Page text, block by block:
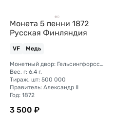
Монета 5 пенни 1872
Русская Финляндия
VF Медь
Монетный двор: Гельсингфорсский монетный двор (Финляндия)
Вес, г: 6.4 г.
Тираж, шт: 500 000
Правитель: Александр II
Год: 1872
3 500 ₽